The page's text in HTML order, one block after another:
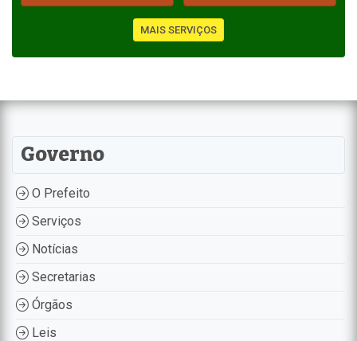
MAIS SERVIÇOS
Governo
O Prefeito
Serviços
Notícias
Secretarias
Órgãos
Leis